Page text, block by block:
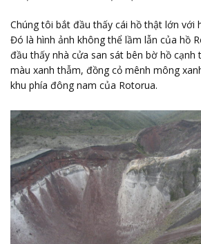
Chúng tôi bắt đầu thấy cái hồ thật lớn với
Đó là hình ảnh không thể lầm lẫn của hồ
đầu thấy nhà cửa san sát bên bờ hồ cạnh
màu xanh thẫm, đồng cỏ mênh mông
khu phía đông nam của Rotorua.